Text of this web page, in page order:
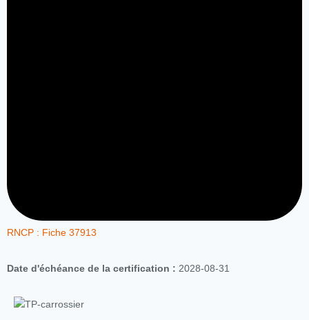
RNCP : Fiche 37913
Date d'échéance de la certification : 2028-08-31